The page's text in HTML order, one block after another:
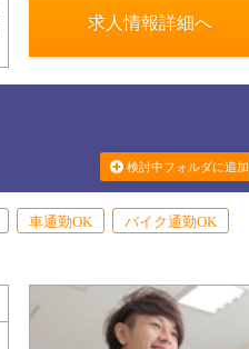
求人情報詳細へ
検討中フォルダに追加
車通勤OK
バイク通勤OK